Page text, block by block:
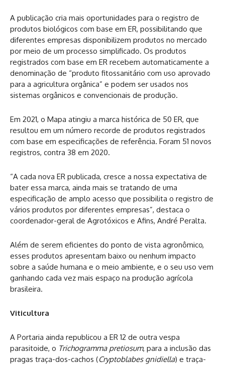
A publicação cria mais oportunidades para o registro de
produtos biológicos com base em ER, possibilitando que
diferentes empresas disponibilizem produtos no mercado
por meio de um processo simplificado. Os produtos
registrados com base em ER recebem automaticamente a
denominação de “produto fitossanitário com uso aprovado
para a agricultura orgânica” e podem ser usados nos
sistemas orgânicos e convencionais de produção.
Em 2021, o Mapa atingiu a marca histórica de 50 ER, que
resultou em um número recorde de produtos registrados
com base em especificações de referência. Foram 51 novos
registros, contra 38 em 2020.
“A cada nova ER publicada, cresce a nossa expectativa de
bater essa marca, ainda mais se tratando de uma
especificação de amplo acesso que possibilita o registro de
vários produtos por diferentes empresas”, destaca o
coordenador-geral de Agrotóxicos e Afins, André Peralta.
Além de serem eficientes do ponto de vista agronômico,
esses produtos apresentam baixo ou nenhum impacto
sobre a saúde humana e o meio ambiente, e o seu uso vem
ganhando cada vez mais espaço na produção agrícola
brasileira.
Viticultura
A Portaria ainda republicou a ER 12 de outra vespa
parasitoide, o Trichogramma pretiosum, para a inclusão das
pragas traça-dos-cachos (Cryptoblabes gnidiella) e traça-